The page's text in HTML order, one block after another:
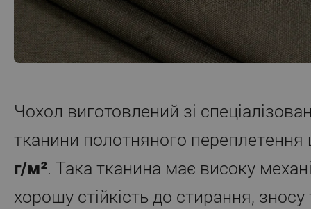
Чохол виготовлений зі
тканини полотняного переплетення
г/м². Така тканина має високу
хорошу стійкість до стирання,